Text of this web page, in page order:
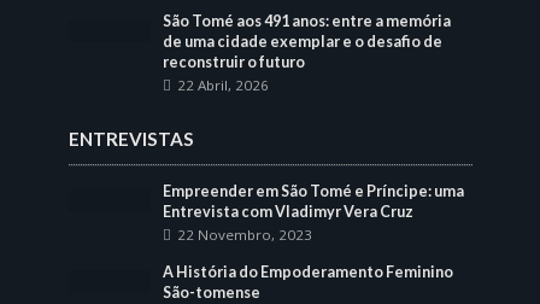
São Tomé aos 491 anos: entre a memória
de uma cidade exemplar e o desafio de
reconstruir o futuro
22 Abril, 2026
ENTREVISTAS
Empreender em São Tomé e Príncipe: uma
Entrevista com Vladimyr Vera Cruz
22 Novembro, 2023
A História do Empoderamento Feminino
São-tomense